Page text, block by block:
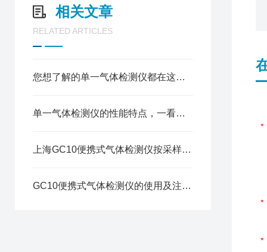
相关文章
RELATED ARTICLES
您想了解的单一气体检测仪都在这里了
单一气体检测仪的性能特点，一看便知
上海GC10便携式气体检测仪按采样原理可这样分类
GC10便携式气体检测仪的使用及注意要点分享